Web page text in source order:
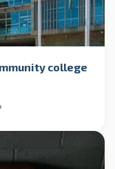
college